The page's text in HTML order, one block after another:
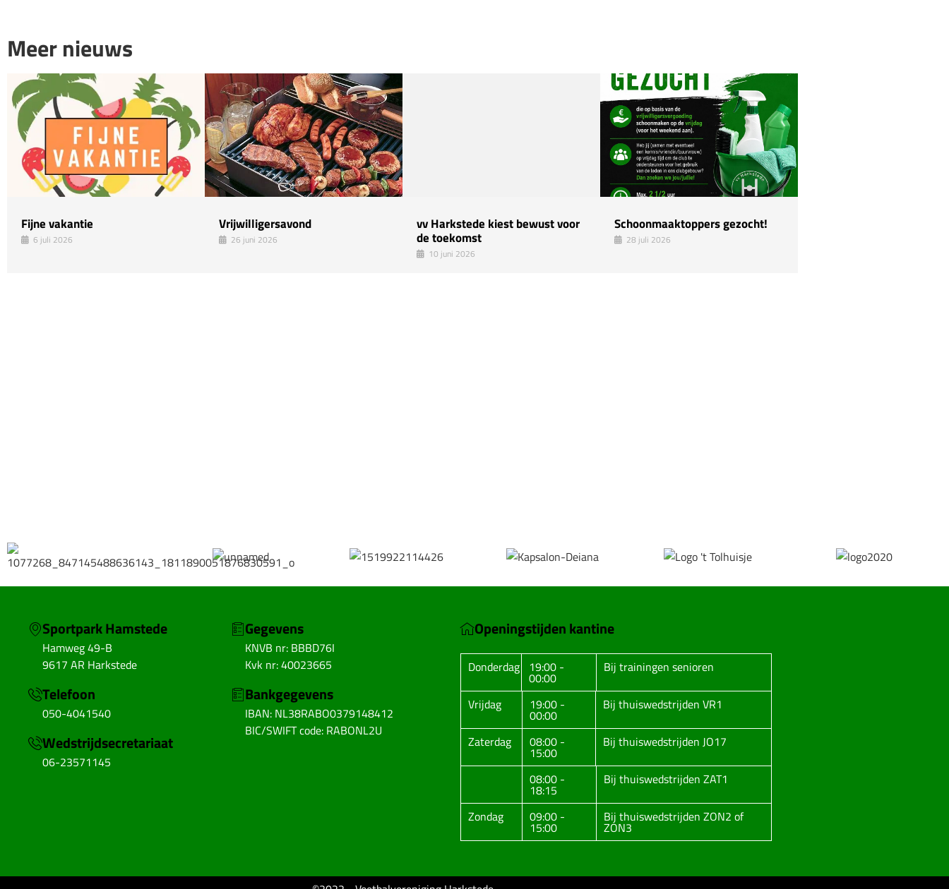
Meer nieuws
Fijne vakantie
6 juli 2026
Vrijwilligersavond
26 juni 2026
vv Harkstede kiest bewust voor
de toekomst
10 juni 2026
Schoonmaaktoppers gezocht!
28 juli 2026
Sportpark Hamstede
Hamweg 49-B
9617 AR Harkstede
Telefoon
050-4041540
Wedstrijdsecretariaat
06-23571145
Gegevens
KNVB nr: BBBD76I
Kvk nr: 40023665
Bankgegevens
IBAN: NL38RABO0379148412
BIC/SWIFT code: RABONL2U
Openingstijden kantine
Donderdag 19:00 -
00:00
Bij trainingen senioren
Vrijdag 19:00 -
00:00
Bij thuiswedstrijden VR1
Zaterdag 08:00 -
15:00
Bij thuiswedstrijden JO17
08:00 -
18:15
Bij thuiswedstrijden ZAT1
Zondag 09:00 -
15:00
Bij thuiswedstrijden ZON2 of
ZON3